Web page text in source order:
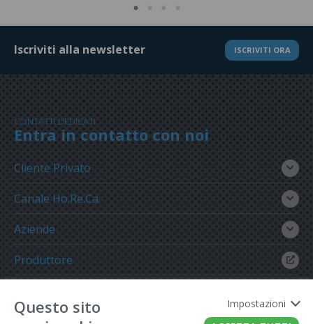
Iscriviti alla newsletter ISCRIVITI ORA
CONTATTI DEDICATI
Entra in contatto con noi
Cliente Privato
Canale Ho.Re.Ca.
Aziende
Produttore
Questo sito
Impostazioni